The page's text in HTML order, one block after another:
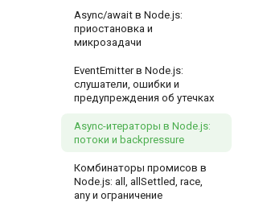
Async/await в Node.js:
приостановка и
микрозадачи
EventEmitter в Node.js:
слушатели, ошибки и
предупреждения об утечках
Async-итераторы в Node.js:
потоки и backpressure
Комбинаторы промисов в
Node.js: all, allSettled, race,
any и ограничение